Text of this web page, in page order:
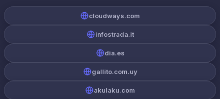
cloudways.com
infostrada.it
dia.es
gallito.com.uy
akulaku.com